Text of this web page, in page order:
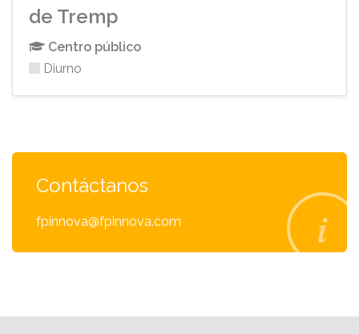
de Tremp
Centro público
Diurno
Contáctanos
fpinnova@fpinnova.com